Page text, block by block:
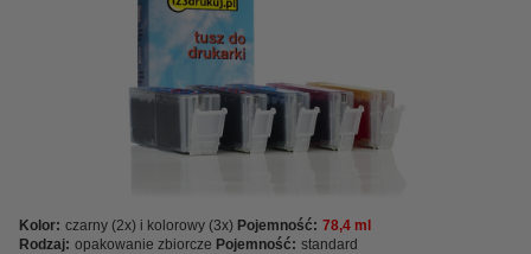
Kolor: czarny (2x) i kolorowy (3x) Pojemność: 78,4 ml
Rodzaj: opakowanie zbiorcze Pojemność: standard